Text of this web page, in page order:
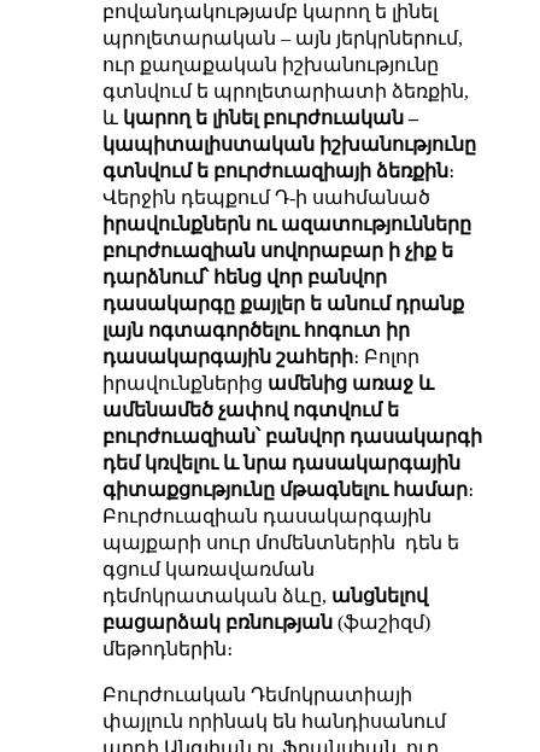
բովանդակությամբ կարող ե լինել
պրոլետարական – այն յերկրներում,
ուր քաղաքական իշխանությունը
գտնվում ե պրոլետարիատի ձեռքին,
և կարող ե լինել բուրժուական –
կապիտալիստական իշխանությունը
գտնվում ե բուրժուազիայի ձեռքին։
Վերջին դեպքում Դ-ի սահմանած
իրավունքներն ու ազատությունները
բուրժուազիան սովորաբար ի չիք ե
դարձնում՝ հենց վոր բանվոր
դասակարգը քայլեր ե անում դրանք
լայն ոգտագործելու հոգուտ իր
դասակարգային շահերի։ Բոլոր
իրավունքներից ամենից առաջ և
ամենամեծ չափով ոգտվում ե
բուրժուազիան՝ բանվոր դասակարգի
դեմ կռվելու և նրա դասակարգային
գիտաքցությունը մթագնելուհամար։
Բուրժուազիան դասակարգային
պայքարի սուր մոմենտներին դեն ե
գցում կառավառման
դեմոկրատական ձևը, անցնելով
բացարձակ բռնության(ֆաշիզմ)
մեթոդներին։
Բուրժուական Դեմոկրատիայի
փայլուն որինակ են հանդիսանում